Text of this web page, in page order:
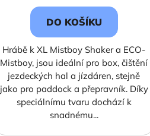
DO KOŠÍKU
Hrábě k XL Mistboy Shaker a ECO-
Mistboy, jsou ideální pro box, čištění
jezdeckých hal a jízdáren, stejně
jako pro paddock a přepravník. Díky
speciálnímu tvaru dochází k
snadnému...